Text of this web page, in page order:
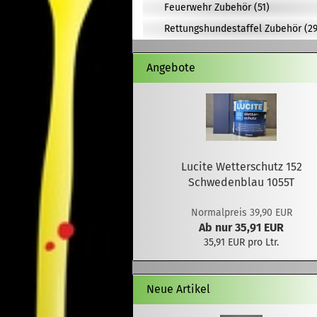
Feuerwehr Zubehör (51)
Rettungshundestaffel Zubehör
Angebote
Lucite Wetterschutz 152
Schwedenblau 1055T
Normalpreis 39,90 EUR
Ab nur 35,91 EUR
35,91 EUR pro Ltr.
Neue Artikel